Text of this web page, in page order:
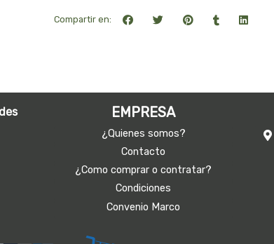
Compartir en:
EMPRESA
¿Quienes somos?
Contacto
¿Como comprar o contratar?
Condiciones
Convenio Marco